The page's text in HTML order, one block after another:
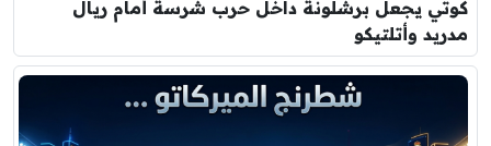
كوتي يجعل برشلونة داخل حرب شرسة أمام ريال
مدريد وأتلتيكو